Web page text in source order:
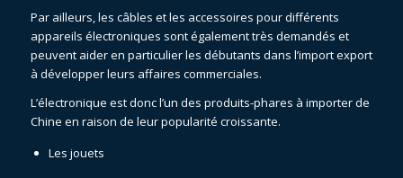
Par ailleurs, les câbles et les accessoires pour différents
appareils électroniques sont également très demandés et
peuvent aider en particulier les débutants dans l’import export
à développer leurs affaires commerciales.
L’électronique est donc l’un des produits-phares à importer de
Chine en raison de leur popularité croissante.
Les jouets